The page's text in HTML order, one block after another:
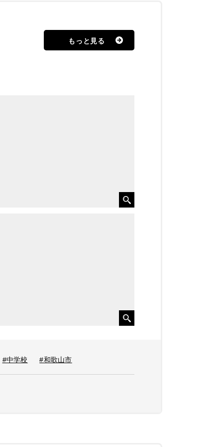
もっと見る
#中学校 #和歌山市